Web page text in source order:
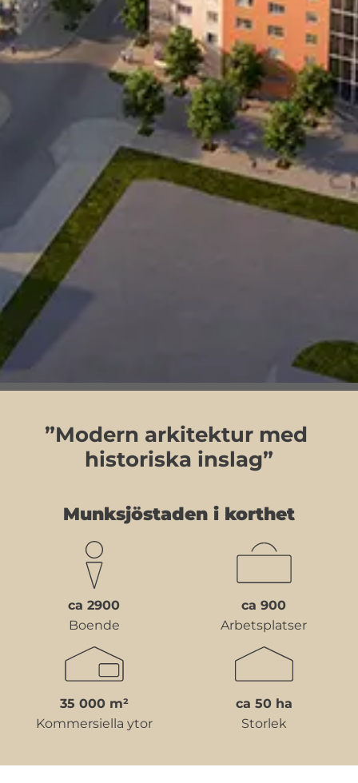
”Modern arkitektur med
historiska inslag”
Munksjöstaden i korthet
ca 2900
Boende
ca 900
Arbetsplatser
35 000 m²
Kommersiella ytor
ca 50 ha
Storlek